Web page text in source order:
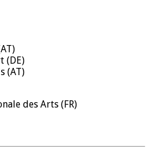
(DE)
(AT)
des Arts (FR)